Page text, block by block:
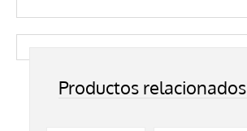
Productos relacionados